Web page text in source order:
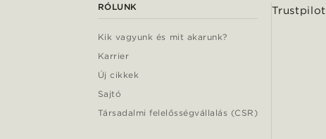
RÓLUNK
Kik vagyunk és mit akarunk?
Karrier
Új cikkek
Sajtó
Társadalmi felelősségvállalás (CSR)
Trustpilot